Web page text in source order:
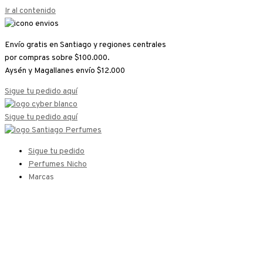
Ir al contenido
Envío gratis en Santiago y regiones centrales
por compras sobre $100.000.
Aysén y Magallanes envío $12.000
Sigue tu pedido aquí
Sigue tu pedido aquí
Sigue tu pedido
Perfumes Nicho
Marcas